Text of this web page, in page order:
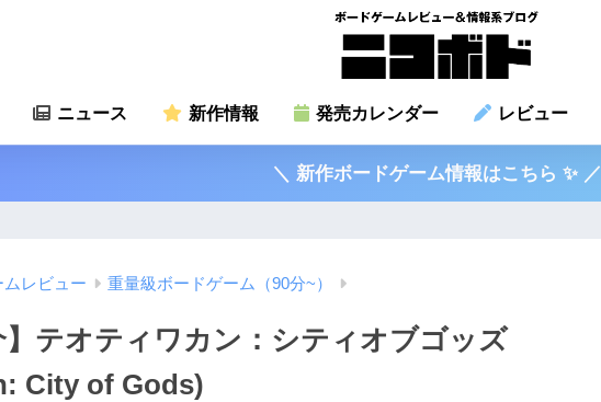
ニュース 新作情報 発売カレンダー レビュー
＼ 新作ボードゲーム情報はこちら ✨ ／
レビュー 重量級ボードゲーム（90分~）
】テオティワカン：シティオブゴッズ
City of Gods)